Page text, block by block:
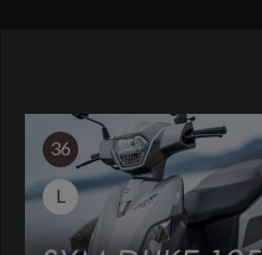
36
L